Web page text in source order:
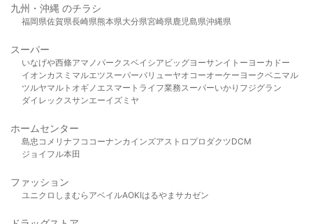
九州・沖縄 のチラシ
福岡県佐賀県長崎県熊本県大分県宮崎県鹿児島県沖縄県
スーパー
いなげや西條アマノパークスベイシア ビッグヨーサンイトーヨーカドー
イオンカスミ マルエツスーパーバリューヤオコーオーケー ヨークベニマル
ツルヤマルト オギノ エスマート ライフ業務スーパーいかり フジグラン
ダイレックスサンエーイズミヤ
ホームセンター
島忠 コメリ ナフコ コーナンカインズアストロプロダクツDCM
ジョイフル本田
ファッション
ユニクロ しまむら アベイルAOKIはるやま サカゼン